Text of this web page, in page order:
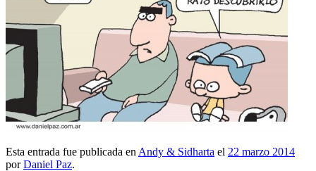
Esta entrada fue publicada en Andy & Sidharta el 22 marzo 2014
porDaniel Paz.